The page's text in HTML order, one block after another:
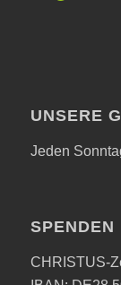
UNSERE
Jeden
SPENDEN
CHRISTUS-